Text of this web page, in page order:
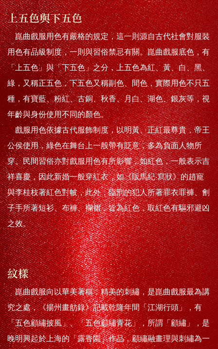
上五色與下五色
崑曲戲服用色有嚴格的規定，這一則源自古代社會對服裝
用色有品級制度，一則與習俗禁忌有關。崑曲戲服底色，有
「上五色」與「下五色」之分，上五色為紅、黃、白、黑、
綠，又稱正五色，下五色又稱副色、間色，實際用色不只五
種，有寶藍、粉紅、古銅、秋香、月白、湖色、銀灰等，視
年齡與身份使用不同的顏色。
戲服用色依據古代服飾制度，以明黃、正紅最尊貴，帝王
公侯使用，綠色在舞台上一般帶有貶意，多為負面人物所
穿。民間習俗亦對戲服用色有所影響，如紅色，一般表示吉
祥喜慶，因此新婚一般穿紅衣，如《販馬紀‧寫狀》的趙寵
與李桂枝著紅色對帔，此外，臨刑的犯人所著罪衣罪褲、劊
子手所著短衫、布褲、襴裙，皆為紅色，取紅色有驅邪避凶
之效。
紋樣
崑曲戲服向以華美著稱，精美的刺繡，是崑曲戲服最為講
究之處，《揚州畫舫錄》記載乾隆年間「江湖行頭」，有
「五色顧繡披風」、「五色顧繡青花」，所謂「顧繡」，是
晚明興起於上海的「露香園」作品，顧繡融畫理與刺繡為一